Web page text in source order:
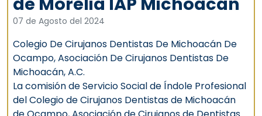
07 de Agosto del 2024
Colegio De Cirujanos Dentistas De Michoacán De
Ocampo, Asociación De Cirujanos Dentistas De
Michoacán, A.C.
La comisión de Servicio Social de Índole Profesional
del Colegio de Cirujanos Dentistas de Michoacán